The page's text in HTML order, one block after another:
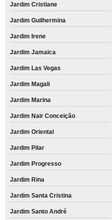
Jardim Cristiane
Jardim Guilhermina
Jardim Irene
Jardim Jamaica
Jardim Las Vegas
Jardim Magali
Jardim Marina
Jardim Nair Conceição
Jardim Oriental
Jardim Pilar
Jardim Progresso
Jardim Rina
Jardim Santa Cristina
Jardim Santo André